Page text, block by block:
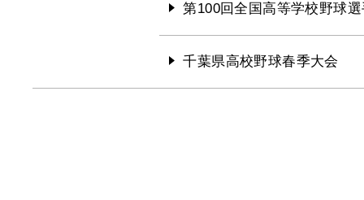
第100回全国高等学校野球
千葉県高校野球春季大会